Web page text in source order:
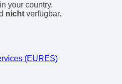
your country.
nichtverfügbar.
(EURES)